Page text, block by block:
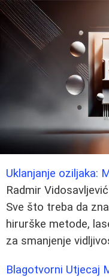
Uklanjanje oziljaka:
Radmir Vidosavljević
Sve što treba da
hirurške metode,
za smanjenje
Blagotvorni Utjecaj